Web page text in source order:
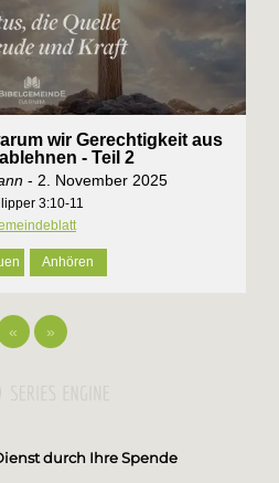
wir Gerechtigkeit aus
- Teil 2
- 2. November 2025
3:10-11
Anhören
« »
durch Ihre Spende